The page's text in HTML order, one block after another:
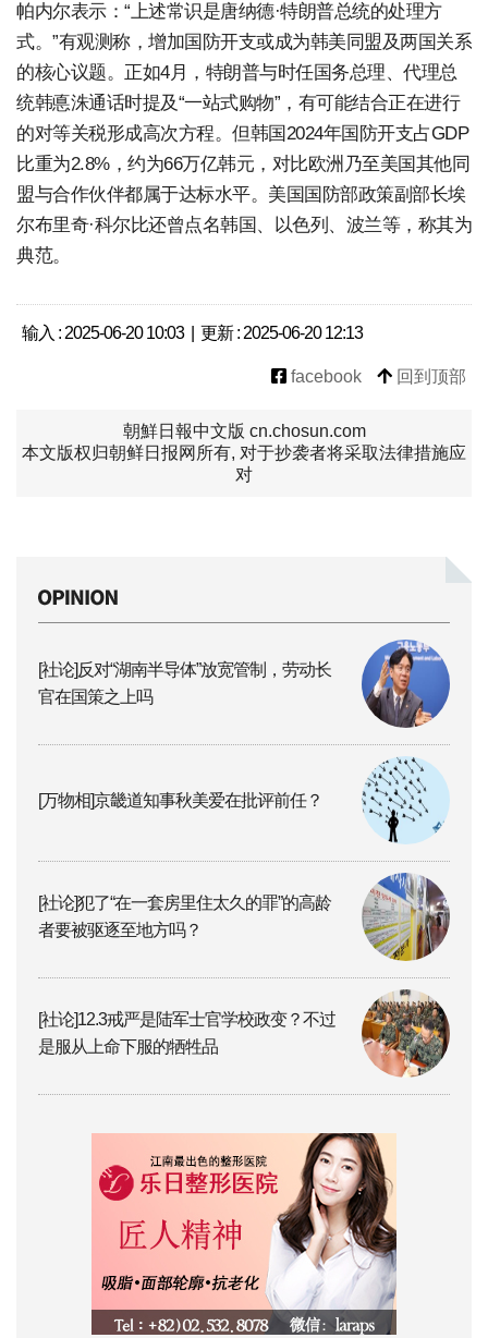
帕内尔表示：“上述常识是唐纳德·特朗普总统的处理方
式。”有观测称，增加国防开支或成为韩美同盟及两国关系
的核心议题。正如4月，特朗普与时任国务总理、代理总
统韩悳洙通话时提及“一站式购物”，有可能结合正在进行
的对等关税形成高次方程。但韩国2024年国防开支占GDP
比重为2.8%，约为66万亿韩元，对比欧洲乃至美国其他同
盟与合作伙伴都属于达标水平。美国国防部政策副部长埃
尔布里奇·科尔比还曾点名韩国、以色列、波兰等，称其为
典范。
输入 : 2025-06-20 10:03 | 更新 : 2025-06-20 12:13
facebook 回到顶部
朝鮮日報中文版 cn.chosun.com
本文版权归朝鲜日报网所有, 对于抄袭者将采取法律措施应
对
[社论]反对“湖南半导体”放宽管制，劳动长
官在国策之上吗
[万物相]京畿道知事秋美爱在批评前任？
[社论]犯了“在一套房里住太久的罪”的高龄
者要被驱逐至地方吗？
[社论]12.3戒严是陆军士官学校政变？不过
是服从上命下服的牺牲品